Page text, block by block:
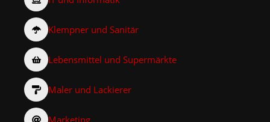
Klempner und Sanitär
Lebensmittel und Supermärkte
Maler und Lackierer
Marketing